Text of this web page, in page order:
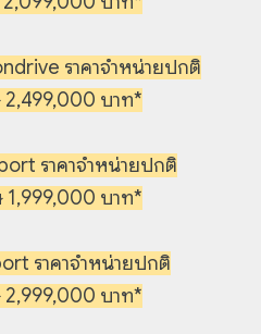
ราคาจำหน่ายปกติ
2,499,000 บาท*
ราคาจำหน่ายปกติ
1,999,000 บาท*
ราคาจำหน่ายปกติ
2,999,000 บาท*